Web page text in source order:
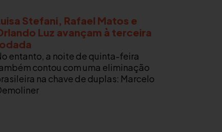
Stefani, Rafael Matos e
Luz avançam à terceira
entanto, a noite de quinta-feira
contou com uma eliminação
na chave de duplas: Marcelo